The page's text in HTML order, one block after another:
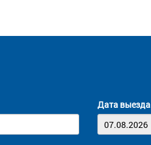
Дата выезда